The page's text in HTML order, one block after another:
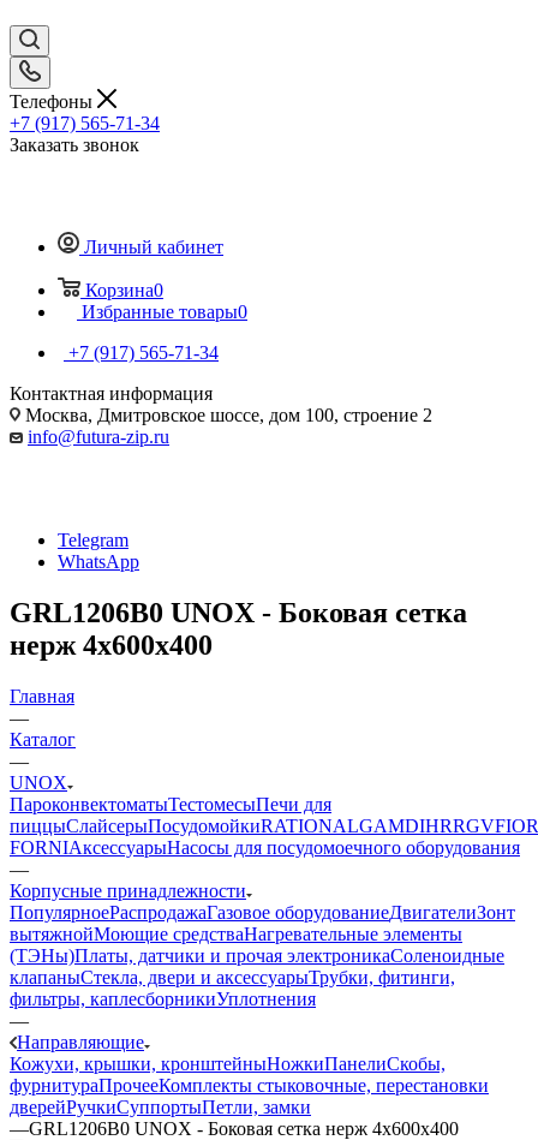
Телефоны
+7 (917) 565-71-34
Заказать звонок
Личный кабинет
Корзина0
Избранные товары0
+7 (917) 565-71-34
Контактная информация
Москва, Дмитровское шоссе, дом 100, строение 2
info@futura-zip.ru
Telegram
WhatsApp
GRL1206B0 UNOX - Боковая сетка
нерж 4x600x400
Главная
—
Каталог
—
UNOX
ПароконвектоматыТестомесыПечи для
пиццыСлайсерыПосудомойкиRATIONALGAMDIHRRGV
FORNIАксессуарыНасосы для посудомоечного оборудования
—
Корпусные принадлежности
ПопулярноеРаспродажаГазовое оборудованиеДвигателиЗонт
вытяжнойМоющие средстваНагревательные элементы
(ТЭНы)Платы, датчики и прочая электроникаСоленоидные
клапаныСтекла, двери и аксессуарыТрубки, фитинги,
фильтры, каплесборникиУплотнения
—
Направляющие
Кожухи, крышки, кронштейныНожкиПанелиCкобы,
фурнитураПрочееКомплекты стыковочные, перестановки
дверейРучкиСуппортыПетли, замки
—GRL1206B0 UNOX - Боковая сетка нерж 4x600x400